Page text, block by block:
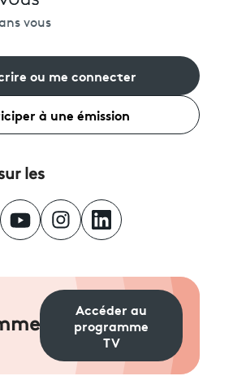
vous
ou me connecter
à une émission
les
Accéder au
programme
TV